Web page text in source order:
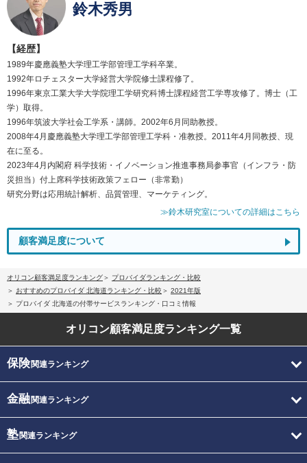
鈴木秀男
【経歴】
1989年慶應義塾大学理工学部管理工学科卒業。
1992年ロチェスター大学経営大学院修士課程修了。
1996年東京工業大学大学院理工学研究科博士課程経営工学専攻修了。博士（工
学）取得。
1996年筑波大学社会工学系・講師。2002年6月同助教授。
2008年4月慶應義塾大学理工学部管理工学科・准教授。2011年4月同教授、現
在に至る。
2023年4月内閣府 科学技術・イノベーション推進事務局参事官（インフラ・防
災担当）付上席科学技術政策フェロー（非常勤）
研究分野は応用統計解析、品質管理、マーケティング。
≫鈴木研究室についての詳細はこちら
顧客満足度について
オリコン顧客満足度ランキング
プロバイダランキング・比較
おすすめのプロバイダ 北海道ランキング・比較
2021年版
プロバイダ 北海道の付帯サービスランキング・口コミ情報
オリコン顧客満足度ランキング一覧
保険関連ランキング
金融関連ランキング
塾関連ランキング